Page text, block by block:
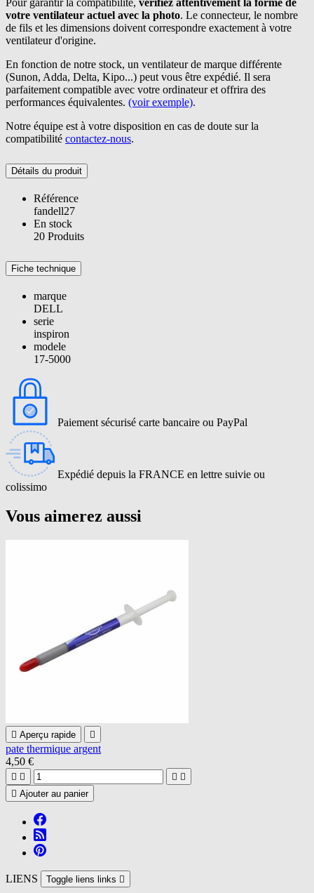
Pour garantir la compatibilité, vérifiez attentivement la forme de
votre ventilateur actuel avec la photo. Le connecteur, le nombre
de fils et les dimensions doivent correspondre exactement à votre
ventilateur d'origine.
En fonction de notre stock, un ventilateur de marque différente
(Sunon, Adda, Delta, Kipo...) peut vous être expédié. Il sera
parfaitement compatible avec votre ordinateur et offrira des
performances équivalentes. (voir exemple).
Notre équipe est à votre disposition en cas de doute sur la
compatibilité contactez-nous.
Détails du produit
Référence
fandell27
En stock
20 Produits
Fiche technique
marque
DELL
serie
inspiron
modele
17-5000
Paiement sécurisé carte bancaire ou PayPal
Expédié depuis la FRANCE en lettre suivie ou
colissimo
Vous aimerez aussi
 Aperçu rapide 
pate thermique argent
4,50 €
   
 Ajouter au panier
LIENS Toggle liens links 